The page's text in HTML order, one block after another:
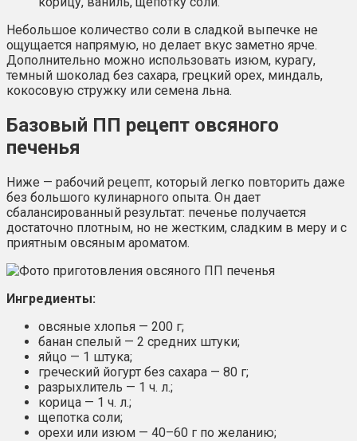
Небольшое количество соли в сладкой выпечке не
ощущается напрямую, но делает вкус заметно ярче.
Дополнительно можно использовать изюм, курагу,
темный шоколад без сахара, грецкий орех, миндаль,
кокосовую стружку или семена льна.
Базовый ПП рецепт овсяного
печенья
Ниже — рабочий рецепт, который легко повторить даже
без большого кулинарного опыта. Он дает
сбалансированный результат: печенье получается
достаточно плотным, но не жестким, сладким в меру и с
приятным овсяным ароматом.
Ингредиенты:
овсяные хлопья — 200 г;
банан спелый — 2 средних штуки;
яйцо — 1 штука;
греческий йогурт без сахара — 80 г;
разрыхлитель — 1 ч. л.;
корица — 1 ч. л.;
щепотка соли;
орехи или изюм — 40–60 г по желанию;